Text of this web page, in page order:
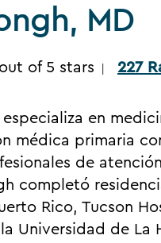
MD
out of 5 stars 227
especializa en
médica primaria
de
completó
Rico, Tucson
Universidad de La